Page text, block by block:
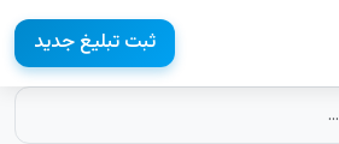
ثبت تبلیغ جدید